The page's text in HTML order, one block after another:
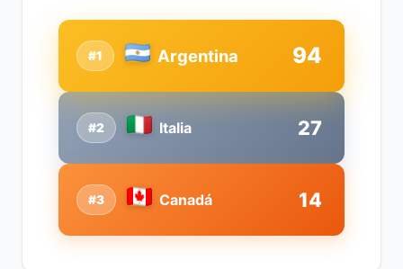
#2 Italia 27
#1 Argentina 94
#3 Canadá 14